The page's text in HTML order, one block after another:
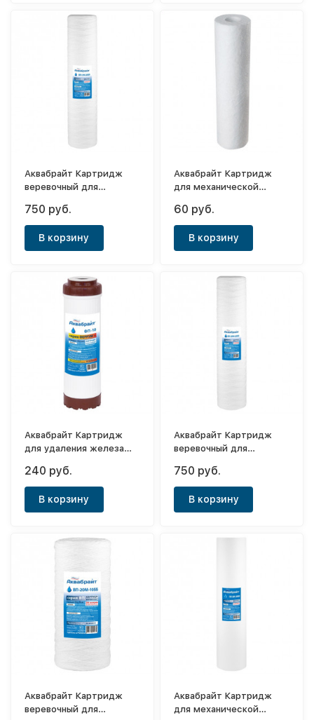
Аквабрайт Картридж
веревочный для
ВП-5М-20ББ
750 руб.
В корзину
Аквабрайт Картридж
для механической
ППК-10М
60 руб.
В корзину
Аквабрайт Картридж
для удаления железа
240 руб.
В корзину
Аквабрайт Картридж
веревочный для
ВП-20М-20ББ
750 руб.
В корзину
Аквабрайт Картридж
веревочный для
Аквабрайт Картридж
для механической